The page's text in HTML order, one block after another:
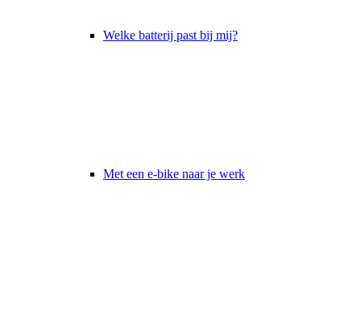
Welke batterij past bij mij?
Met een e-bike naar je werk